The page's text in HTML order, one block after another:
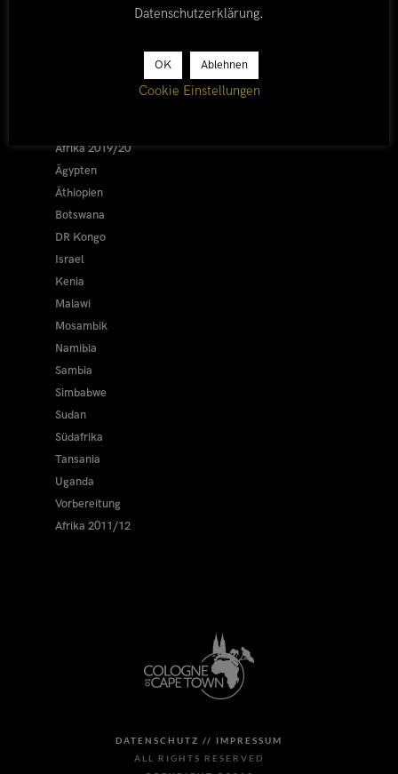
LÄNDER
Afrika 2019/20
Ägypten
Äthiopien
Botswana
DR Kongo
Israel
Kenia
Malawi
Mosambik
Namibia
Sambia
Simbabwe
Sudan
Südafrika
Tansania
Uganda
Vorbereitung
Afrika 2011/12
DATENSCHUTZ // IMPRESSUM
ALL RIGHTS RESERVED
Datenschutzerklärung.
OK Ablehnen
Cookie Einstellungen